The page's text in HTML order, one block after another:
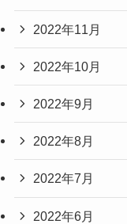
2022年11月
2022年10月
2022年9月
2022年8月
2022年7月
2022年6月